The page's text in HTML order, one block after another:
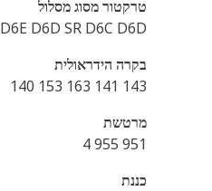
טרקטור מסוג מסלול
D6E D6D SR D6C D6D
בקרה הידראולית
143 141 163 153 140
מרטשת
951 955 4
כננת